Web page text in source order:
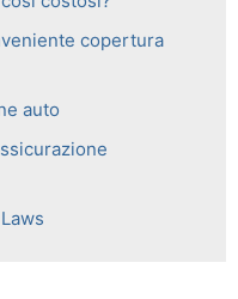
copertura
auto